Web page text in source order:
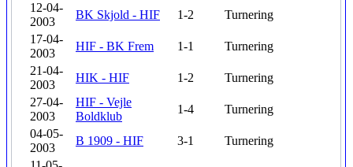
12-04-
2003
BK Skjold - HIF 1-2
Turnering
17-04-
2003
HIF - BK Frem 1-1
Turnering
21-04-
2003
HIK - HIF 1-2
Turnering
27-04-
2003
HIF - Vejle
Boldklub
1-4
Turnering
04-05-
2003
B 1909 - HIF 3-1
Turnering